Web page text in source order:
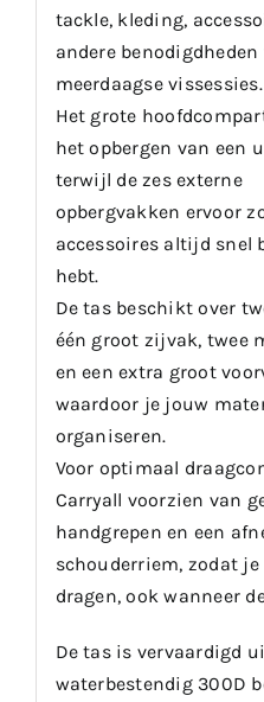
tackle, kleding,
andere
meerdaagse vissessies.
Het grote
het opbergen van een
terwijl de zes externe
opbergvakken ervoor
accessoires altijd snel
hebt.
De tas beschikt over
één groot zijvak, twee
en een extra groot
waardoor je jouw
organiseren.
Voor optimaal
Carryall voorzien van
handgrepen en een
schouderriem, zodat
dragen, ook wanneer
De tas is vervaardigd
waterbestendig 300D